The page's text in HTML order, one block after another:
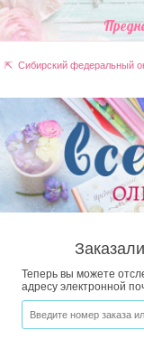
⇱ Сибирский федеральный
Заказали
Теперь вы можете
адресу электронной